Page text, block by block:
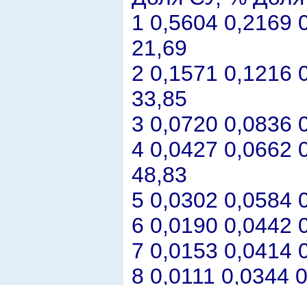
1 0,5604 0,2169
21,69
2 0,1571 0,1216
33,85
3 0,0720 0,0836
4 0,0427 0,0662
48,83
5 0,0302 0,0584
6 0,0190 0,0442
7 0,0153 0,0414
8 0,0111 0,0344